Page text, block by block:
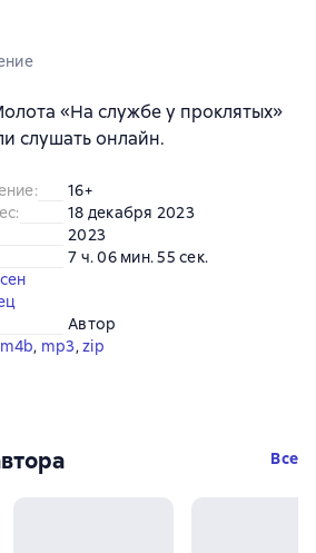
«На службе у проклятых»
слушать онлайн.
:
16+
:
18 декабря 2023
2023
7 ч. 06 мин. 55 сек.
Автор
m4b, mp3, zip
Все